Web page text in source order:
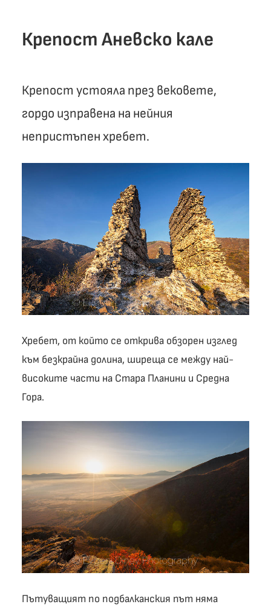
Крепост Аневско кале
Крепост устояла през вековете,
гордо изправена на нейния
непристъпен хребет.
Хребет, от който се открива обзорен изглед
към безкрайна долина, ширеща се между най-
високите части на Стара Планини и Средна
Гора.
Пътуващият по подбалканския път няма